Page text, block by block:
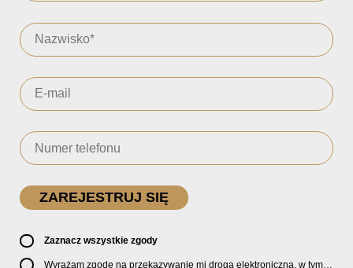
Zaznacz wszystkie zgody
Wyrażam zgodę na przekazywanie mi drogą elektroniczną, w tym